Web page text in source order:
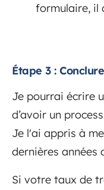
formulaire, il
Étape 3 :
Je pourrai écrire
d’avoir un
Je l'ai appris à
dernières années
Si votre taux de